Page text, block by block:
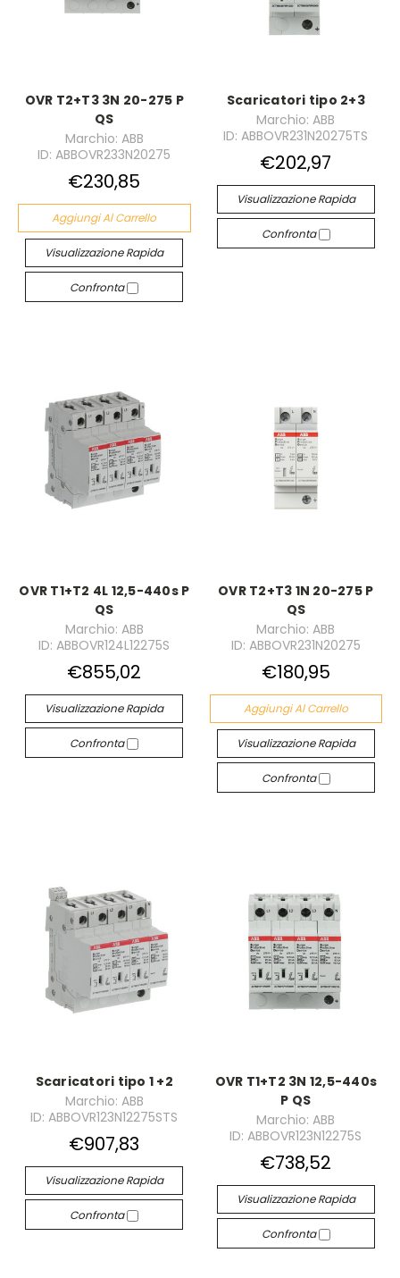
OVR T2+T3 3N 20-275 P
QS
Marchio: ABB
ID: ABBOVR233N20275
€230,85
Aggiungi Al Carrello
Visualizzazione Rapida
Confronta
Scaricatori tipo 2+3
Marchio: ABB
ID: ABBOVR231N20275TS
€202,97
Visualizzazione Rapida
Confronta
OVR T1+T2 4L 12,5-440s P
QS
Marchio: ABB
ID: ABBOVR124L12275S
€855,02
Visualizzazione Rapida
Confronta
OVR T2+T3 1N 20-275 P
QS
Marchio: ABB
ID: ABBOVR231N20275
€180,95
Aggiungi Al Carrello
Visualizzazione Rapida
Confronta
Scaricatori tipo 1 +2
Marchio: ABB
ID: ABBOVR123N12275STS
€907,83
Visualizzazione Rapida
Confronta
OVR T1+T2 3N 12,5-440s
P QS
Marchio: ABB
ID: ABBOVR123N12275S
€738,52
Visualizzazione Rapida
Confronta